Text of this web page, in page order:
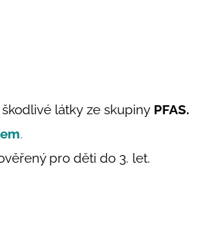
škodlivé látky ze skupiny PFAS.
.
pro děti do 3. let.